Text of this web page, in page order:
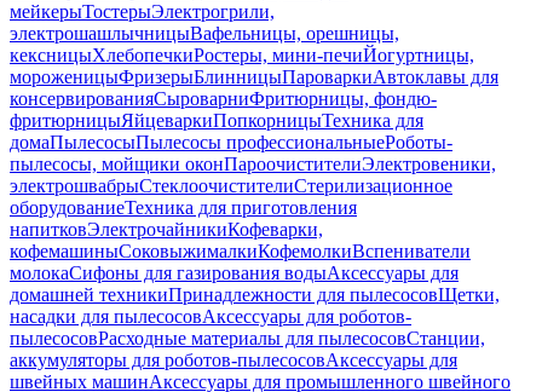
мейкерыТостерыЭлектрогрили,
электрошашлычницыВафельницы, орешницы,
кексницыХлебопечкиРостеры, мини-печиЙогуртницы,
мороженицыФризерыБлинницыПароваркиАвтоклавы для
консервированияСыроварниФритюрницы, фондю-
фритюрницыЯйцеваркиПопкорницыТехника для
домаПылесосыПылесосы профессиональныеРоботы-
пылесосы, мойщики оконПароочистителиЭлектровеники,
электрошвабрыСтеклоочистителиСтерилизационное
оборудованиеТехника для приготовления
напитковЭлектрочайникиКофеварки,
кофемашиныСоковыжималкиКофемолкиВспениватели
молокаСифоны для газирования водыАксессуары для
домашней техникиПринадлежности для пылесосовЩетки,
насадки для пылесосовАксессуары для роботов-
пылесосовРасходные материалы для пылесосовСтанции,
аккумуляторы для роботов-пылесосовАксессуары для
швейных машинАксессуары для промышленного швейного